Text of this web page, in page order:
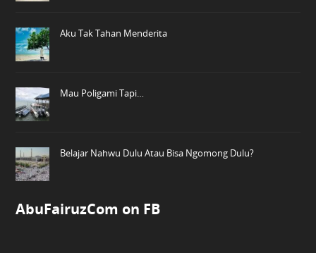
Aku Tak Tahan Menderita
Mau Poligami Tapi…
Belajar Nahwu Dulu Atau Bisa Ngomong Dulu?
AbuFairuzCom on FB